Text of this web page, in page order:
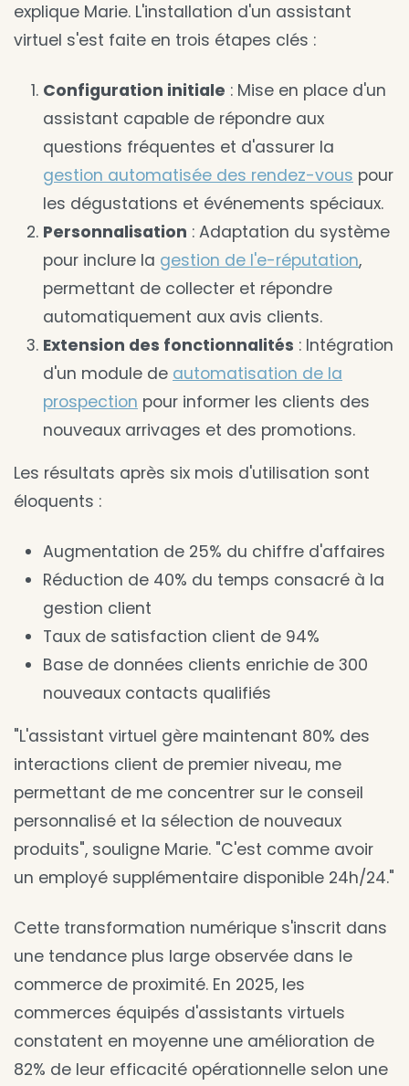
explique Marie. L'installation d'un assistant
virtuel s'est faite en trois étapes clés :
Configuration initiale : Mise en place d'un
assistant capable de répondre aux
questions fréquentes et d'assurer la
gestion automatisée des rendez-vous pour
les dégustations et événements spéciaux.
Personnalisation : Adaptation du système
pour inclure la gestion de l'e-réputation,
permettant de collecter et répondre
automatiquement aux avis clients.
Extension des fonctionnalités : Intégration
d'un module de automatisation de la
prospection pour informer les clients des
nouveaux arrivages et des promotions.
Les résultats après six mois d'utilisation sont
éloquents :
Augmentation de 25% du chiffre d'affaires
Réduction de 40% du temps consacré à la
gestion client
Taux de satisfaction client de 94%
Base de données clients enrichie de 300
nouveaux contacts qualifiés
"L'assistant virtuel gère maintenant 80% des
interactions client de premier niveau, me
permettant de me concentrer sur le conseil
personnalisé et la sélection de nouveaux
produits", souligne Marie. "C'est comme avoir
un employé supplémentaire disponible 24h/24."
Cette transformation numérique s'inscrit dans
une tendance plus large observée dans le
commerce de proximité. En 2025, les
commerces équipés d'assistants virtuels
constatent en moyenne une amélioration de
82% de leur efficacité opérationnelle selon une